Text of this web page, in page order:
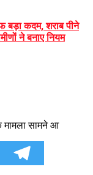
बड़ा कदम, शराब पीने
ने बनाए नियम
मामला सामने आ